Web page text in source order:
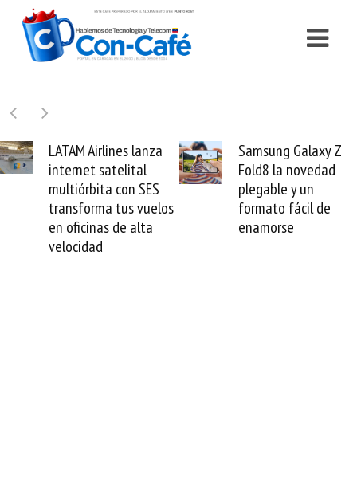
Samsung Galaxy Z
Fold8 la novedad
plegable y un
formato fácil de
enamorse
Cashea levanta 100
millones de dólares y
valida el crédito del
venezolano ante el
mundo